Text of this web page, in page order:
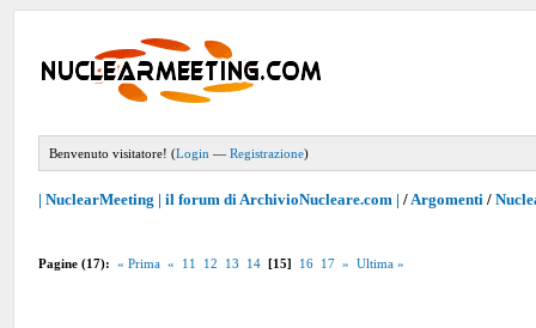
Benvenuto visitatore! (Login —Registrazione)
| NuclearMeeting | il forum di ArchivioNucleare.com | /Argomenti /
Pagine (17): « Prima « 11 12 13 14 [15] 16 17 » Ultima »